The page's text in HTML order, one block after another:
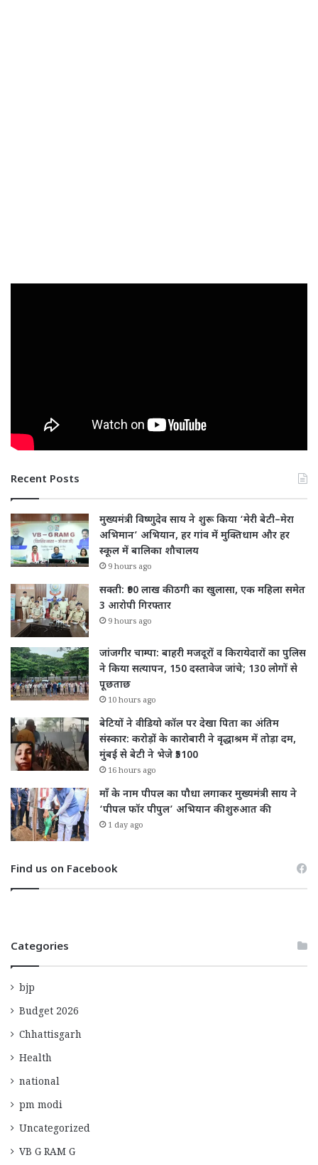
Recent Posts
मुख्यमंत्री विष्णुदेव साय ने शुरू किया ‘मेरी बेटी–मेरा
अभिमान’ अभियान, हर गांव में मुक्तिधाम और हर
स्कूल में बालिका शौचालय
9 hours ago
सक्ती: ₹90 लाख की ठगी का खुलासा, एक महिला समेत
3 आरोपी गिरफ्तार
9 hours ago
जांजगीर चाम्पा: बाहरी मजदूरों व किरायेदारों का पुलिस
ने किया सत्यापन, 150 दस्तावेज जांचे; 130 लोगों से
पूछताछ
10 hours ago
बेटियों ने वीडियो कॉल पर देखा पिता का अंतिम
संस्कार: करोड़ों के कारोबारी ने वृद्धाश्रम में तोड़ा दम,
मुंबई से बेटी ने भेजे ₹5100
16 hours ago
माँ के नाम पीपल का पौधा लगाकर मुख्यमंत्री साय ने
‘पीपल फॉर पीपुल’ अभियान की शुरुआत की
1 day ago
Find us on Facebook
Categories
bjp
Budget 2026
Chhattisgarh
Health
national
pm modi
Uncategorized
VB G RAM G